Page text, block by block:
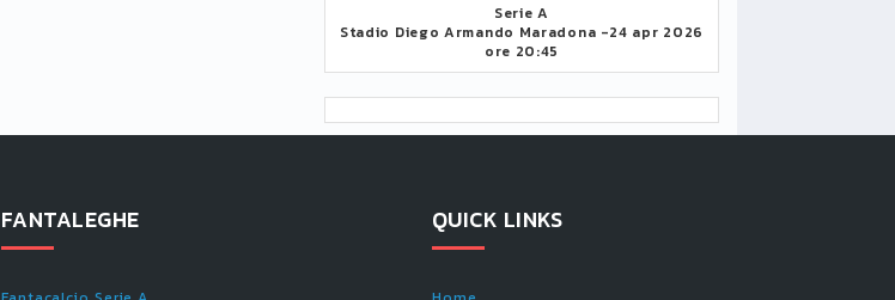
Serie A
Stadio Diego Armando Maradona -24 apr 2026
ore 20:45
FANTALEGHE QUICK LINKS